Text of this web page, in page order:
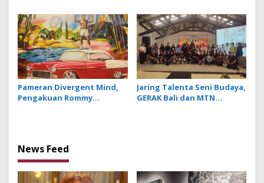
sebagai Ruang Validasi
Pameran Divergent Mind,
Pengakuan Rommy
Jaring Talenta Seni Budaya,
GERAK Bali dan MTN
News Feed